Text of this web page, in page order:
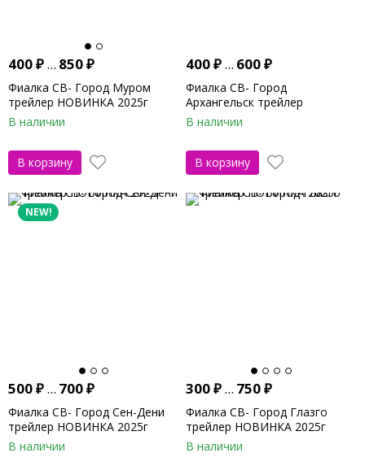
400₽... 850₽
Фиалка СВ- Город Муром
трейлер НОВИНКА 2025г
В наличии
В корзину
400₽... 600₽
Фиалка СВ- Город
Архангельск трейлер
НОВИНКА 2025г
В наличии
В корзину
NEW!
500₽... 700₽
Фиалка СВ- Город Сен-Дени
трейлер НОВИНКА 2025г
В наличии
300₽... 750₽
Фиалка СВ- Город Глазго
трейлер НОВИНКА 2025г
В наличии